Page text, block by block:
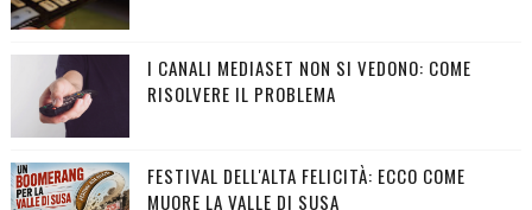
I CANALI MEDIASET NON SI VEDONO: COME
RISOLVERE IL PROBLEMA
FESTIVAL DELL'ALTA FELICITÀ: ECCO COME
MUORE LA VALLE DI SUSA